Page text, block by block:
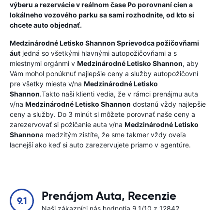
výberu a rezervácie v reálnom čase Po porovnaní cien a
lokálneho vozového parku sa sami rozhodnite, od kto si
chcete auto objednať.
Medzinárodné Letisko Shannon Sprievodca požičovňami
áut jedná so všetkými hlavnými autopožičovňami a s
miestnymi orgánmi v Medzinárodné Letisko Shannon, aby
Vám mohol ponúknuť najlepšie ceny a služby autopožičovní
pre všetky miesta v/na Medzinárodné Letisko
Shannon.Takto naši klienti vedia, že v rámci prenájmu auta
v/na Medzinárodné Letisko Shannon dostanú vždy najlepšie
ceny a služby. Do 3 minút si môžete porovnať naše ceny a
zarezervovať si požičanie auta v/na Medzinárodné Letisko
Shannona medzitým zistíte, že sme takmer vždy oveľa
lacnejší ako keď si auto zarezervujete priamo v agentúre.
9.1 Prenájom Auta, Recenzie
Naši zákazníci nás hodnotia 9.1/10 z 12842